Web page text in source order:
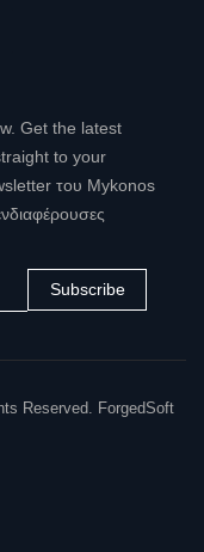
Get the latest
to your
του Mykonos
Subscribe
Reserved. ForgedSoft